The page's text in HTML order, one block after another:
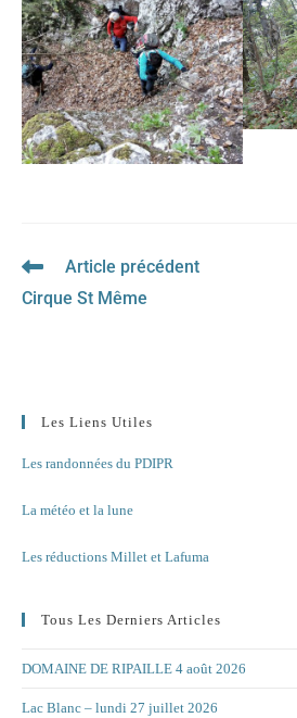
Read
articles
Article précédent
Cirque St Même
Les Liens Utiles
Les randonnées du PDIPR
La météo et la lune
Les réductions Millet et Lafuma
Tous Les Derniers Articles
DOMAINE DE RIPAILLE 4 août 2026
Lac Blanc – lundi 27 juillet 2026